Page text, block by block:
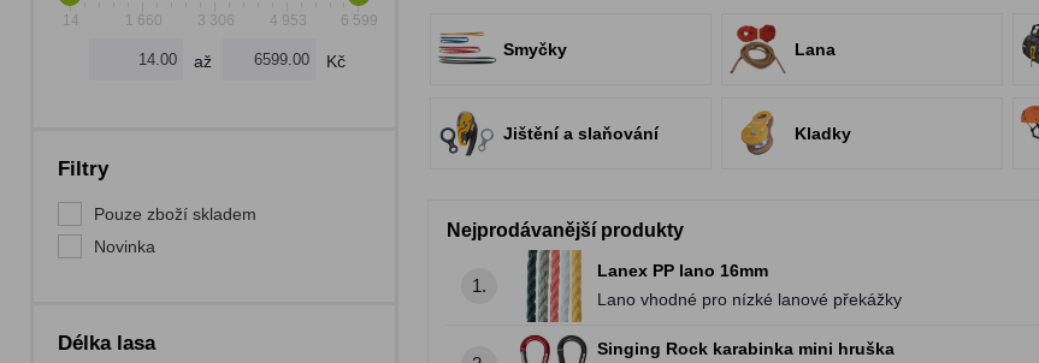
14 1 660 3 306 4 953 6 599
až Kč
Filtry
Pouze zboží skladem
Novinka
Délka lasa
Smyčky Lana
Jištění a slaňování Kladky
Nejprodávanější produkty
1.
Lanex PP lano 16mm
Lano vhodné pro nízké lanové překážky
Singing Rock karabinka mini hruška